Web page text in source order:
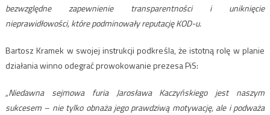
bezwzględne zapewnienie transparentności i uniknięcie
nieprawidłowości, które podminowały reputację KOD-u.
Bartosz Kramek w swojej instrukcji podkreśla, że istotną rolę w planie
działania winno odegrać prowokowanie prezesa PiS:
„Niedawna sejmowa furia Jarosława Kaczyńskiego jest naszym
sukcesem – nie tylko obnaża jego prawdziwą motywację, ale i podważa